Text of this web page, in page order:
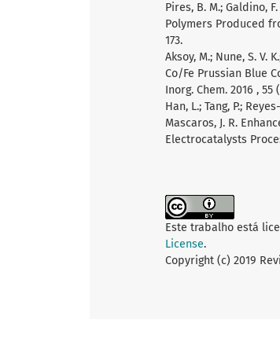
Pires, B. M.; Galdino,
Polymers Produced
173.
Aksoy, M.; Nune, S.
Co/Fe Prussian Blue
Inorg. Chem. 2016 , 55
Han, L.; Tang, P.;
Mascaros, J. R.
Electrocatalysts
Este trabalho está
License.
Copyright (c) 2019